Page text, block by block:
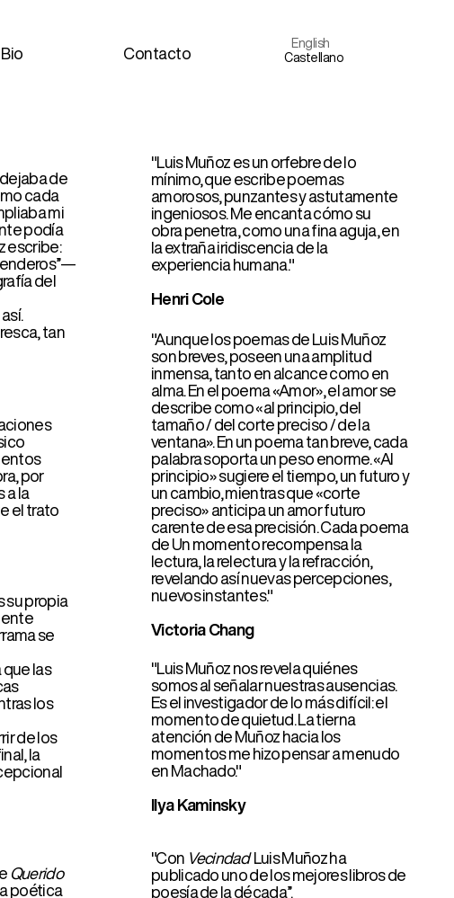
Bio Contacto
English
Castellano
Castellano
mínimo, que escribe poemas
amorosos, punzantes y astutamente
ingeniosos. Me encanta cómo su
obra penetra, como una fina aguja, en
la extraña iridiscencia de la
experiencia humana."
Henri Cole
"Aunque los poemas de Luis Muñoz
inmensa, tanto en alcance como en
alma. En el poema «Amor», el amor se
describe como «al principio, del
tamaño / del corte preciso / de la
ventana». En un poema tan breve, cada
palabra soporta un peso enorme. «Al
principio» sugiere el tiempo, un futuro y
un cambio, mientras que «corte
preciso» anticipa un amor futuro
carente de esa precisión. Cada poema
de Un momento recompensa la
lectura, la relectura y la refracción,
revelando así nuevas percepciones,
nuevos instantes."
"Con Luis Muñoz ha
publicado uno de los mejores libros de
poesía de la década”.
"Luis Muñoz nos revela quiénes
somos al señalar nuestras ausencias.
Es el investigador de lo más difícil: el
momento de quietud. La tierna
momentos me hizo pensar a menudo
"Estos poemas brillantes me persiguen,